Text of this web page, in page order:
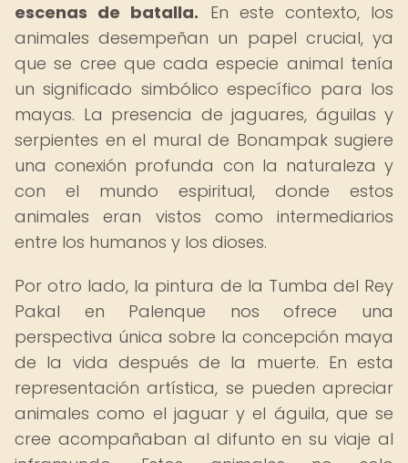
escenas de batalla. En este contexto, los
animales desempeñan un papel crucial, ya
que se cree que cada especie animal tenía
un significado simbólico específico para los
mayas. La presencia de jaguares, águilas y
serpientes en el mural de Bonampak sugiere
una conexión profunda con la naturaleza y
con el mundo espiritual, donde estos
animales eran vistos como intermediarios
entre los humanos y los dioses.
Por otro lado, la pintura de la Tumba del Rey
Pakal en Palenque nos ofrece una
perspectiva única sobre la concepción maya
de la vida después de la muerte. En esta
representación artística, se pueden apreciar
animales como el jaguar y el águila, que se
cree acompañaban al difunto en su viaje al